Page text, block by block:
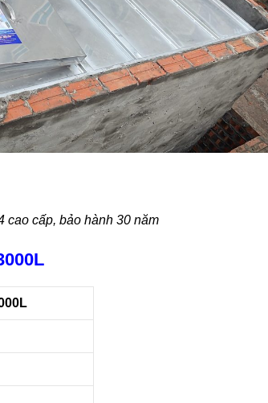
cao cấp, bảo hành 30 năm